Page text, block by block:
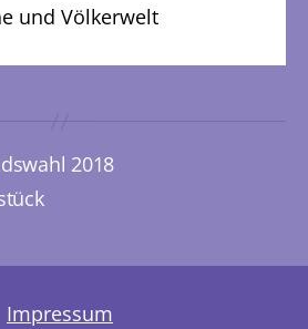
und Völkerwelt
2018
Impressum